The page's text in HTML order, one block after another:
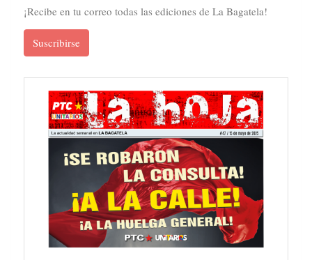
¡Recibe en tu correo todas las ediciones de La Bagatela!
Suscribirse